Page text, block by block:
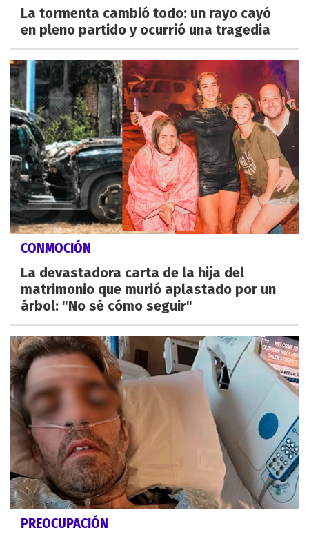
La tormenta cambió todo: un rayo cayó
en pleno partido y ocurrió una tragedia
CONMOCIÓN
La devastadora carta de la hija del
matrimonio que murió aplastado por un
árbol: "No sé cómo seguir"
PREOCUPACIÓN